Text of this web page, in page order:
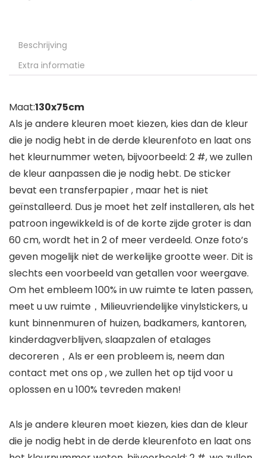
Beschrijving
Extra informatie
Maat:130x75cm
Als je andere kleuren moet kiezen, kies dan de kleur
die je nodig hebt in de derde kleurenfoto en laat ons
het kleurnummer weten, bijvoorbeeld: 2 #, we zullen
de kleur aanpassen die je nodig hebt. De sticker
bevat een transferpapier , maar het is niet
geïnstalleerd. Dus je moet het zelf installeren, als het
patroon ingewikkeld is of de korte zijde groter is dan
60 cm, wordt het in 2 of meer verdeeld. Onze foto’s
geven mogelijk niet de werkelijke grootte weer. Dit is
slechts een voorbeeld van getallen voor weergave.
Om het embleem 100% in uw ruimte te laten passen,
meet u uw ruimte，Milieuvriendelijke vinylstickers, u
kunt binnenmuren of huizen, badkamers, kantoren,
kinderdagverblijven, slaapzalen of etalages
decoreren，Als er een probleem is, neem dan
contact met ons op , we zullen het op tijd voor u
oplossen en u 100% tevreden maken!
Als je andere kleuren moet kiezen, kies dan de kleur
die je nodig hebt in de derde kleurenfoto en laat ons